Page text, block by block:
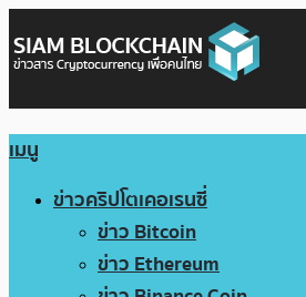
เมนู
ข่าวคริปโตเคอเรนซี่
ข่าว Bitcoin
ข่าว Ethereum